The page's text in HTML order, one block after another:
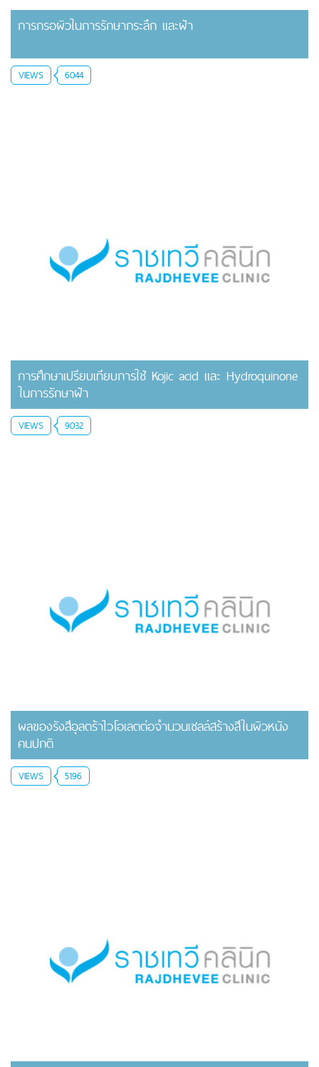
การกรอผิวในการรักษากระลึก และฝ้า
VIEWS 6044
การศึกษาเปรียบเทียบการใช้ Kojic acid และ Hydroquinone
ในการรักษาฝ้า
VIEWS 9032
ผลของรังสีอุลตร้าไวโอเลตต่อจำนวนเซลล์สร้างสีในผิวหนัง
คนปกติ
VIEWS 5196